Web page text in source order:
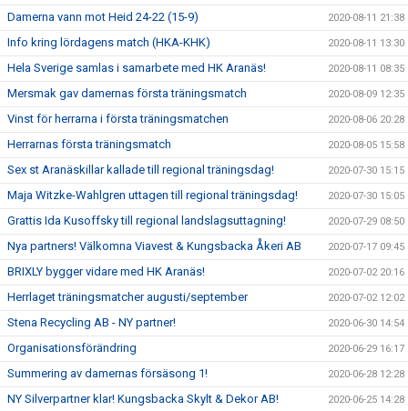
Damerna vann mot Heid 24-22 (15-9) 2020-08-11 21:38
Info kring lördagens match (HKA-KHK) 2020-08-11 13:30
Hela Sverige samlas i samarbete med HK Aranäs! 2020-08-11 08:35
Mersmak gav damernas första träningsmatch 2020-08-09 12:35
Vinst för herrarna i första träningsmatchen 2020-08-06 20:28
Herrarnas första träningsmatch 2020-08-05 15:58
Sex st Aranäskillar kallade till regional träningsdag! 2020-07-30 15:15
Maja Witzke-Wahlgren uttagen till regional träningsdag! 2020-07-30 15:05
Grattis Ida Kusoffsky till regional landslagsuttagning! 2020-07-29 08:50
Nya partners! Välkomna Viavest & Kungsbacka Åkeri AB 2020-07-17 09:45
BRIXLY bygger vidare med HK Aranäs! 2020-07-02 20:16
Herrlaget träningsmatcher augusti/september 2020-07-02 12:02
Stena Recycling AB - NY partner! 2020-06-30 14:54
Organisationsförändring 2020-06-29 16:17
Summering av damernas försäsong 1! 2020-06-28 12:28
NY Silverpartner klar! Kungsbacka Skylt & Dekor AB! 2020-06-25 14:28